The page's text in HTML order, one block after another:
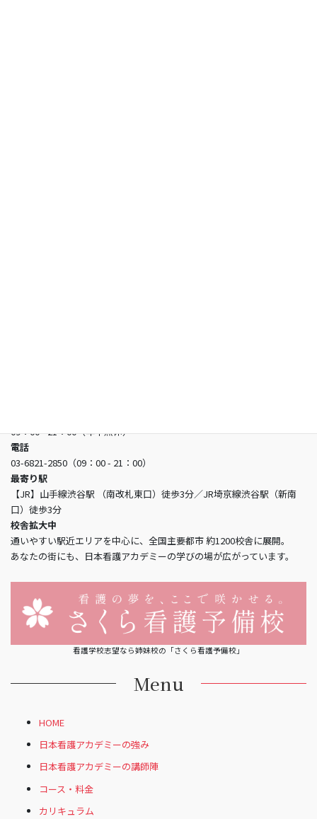
09：00 - 21：00（年中無休）
電話
03-6821-2850（09：00 - 21：00）
最寄り駅
【JR】山手線渋谷駅 （南改札東口）徒歩3分／JR埼京線渋谷駅（新南
口）徒歩3分
校舎拡大中
通いやすい駅近エリアを中心に、全国主要都市 約1200校舎に展開。
あなたの街にも、日本看護アカデミーの学びの場が広がっています。
看護学校志望なら姉妹校の「さくら看護予備校」
Menu
HOME
日本看護アカデミーの強み
日本看護アカデミーの講師陣
コース・料金
カリキュラム